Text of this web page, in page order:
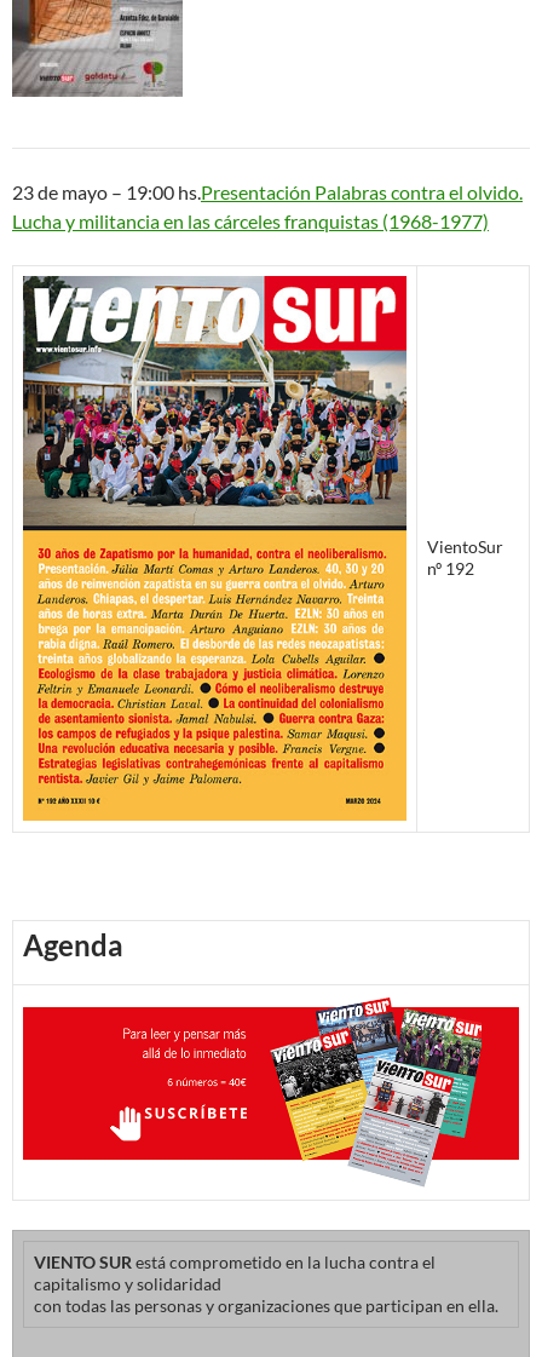
23 de mayo – 19:00 hs. Presentación Palabras contra el olvido.
Lucha y militancia en las cárceles franquistas (1968-1977)
VientoSur
nº 192
Agenda
VIENTO SUR está comprometido en la lucha contra el
capitalismo y solidaridad
con todas las personas y organizaciones que participan en ella.